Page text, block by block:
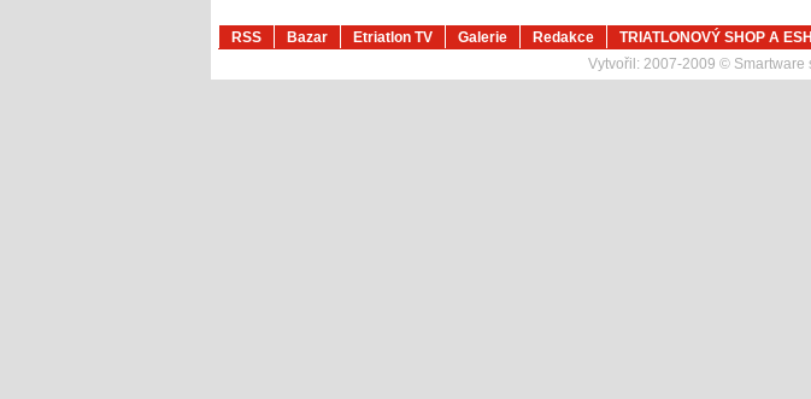
RSS Bazar Etriatlon TV Galerie Redakce
TRIATLONOVÝ SHOP A
Vytvořil: 2007-2009 © Smartware